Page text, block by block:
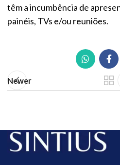
têm a incumbência de
painéis, TVs e/ou reuniões.
Newer